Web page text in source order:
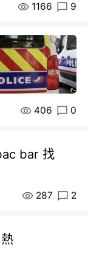
1166 9
406 0
bar 找
287 2